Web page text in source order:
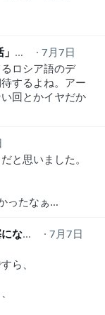
アニメーション備忘録 「義妹生活」期待
7月7日
ロシア語のデ
するよね。アー
回とかイヤだか
と思いました。
ったなぁ…
むつきアニメ応援垢（親が脳梗塞になりまして）
7月7日
ら、